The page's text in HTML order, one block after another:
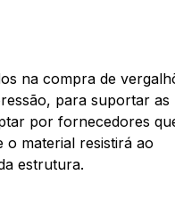
na compra de
para suportar as
por fornecedores
o material resistirá ao
estrutura.